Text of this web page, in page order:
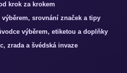
krok za krokem
srovnání značek a tipy
výběrem, etiketou a doplňky
zrada a švédská invaze